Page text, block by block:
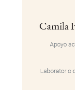
Camila
Apoyo
Laboratorio